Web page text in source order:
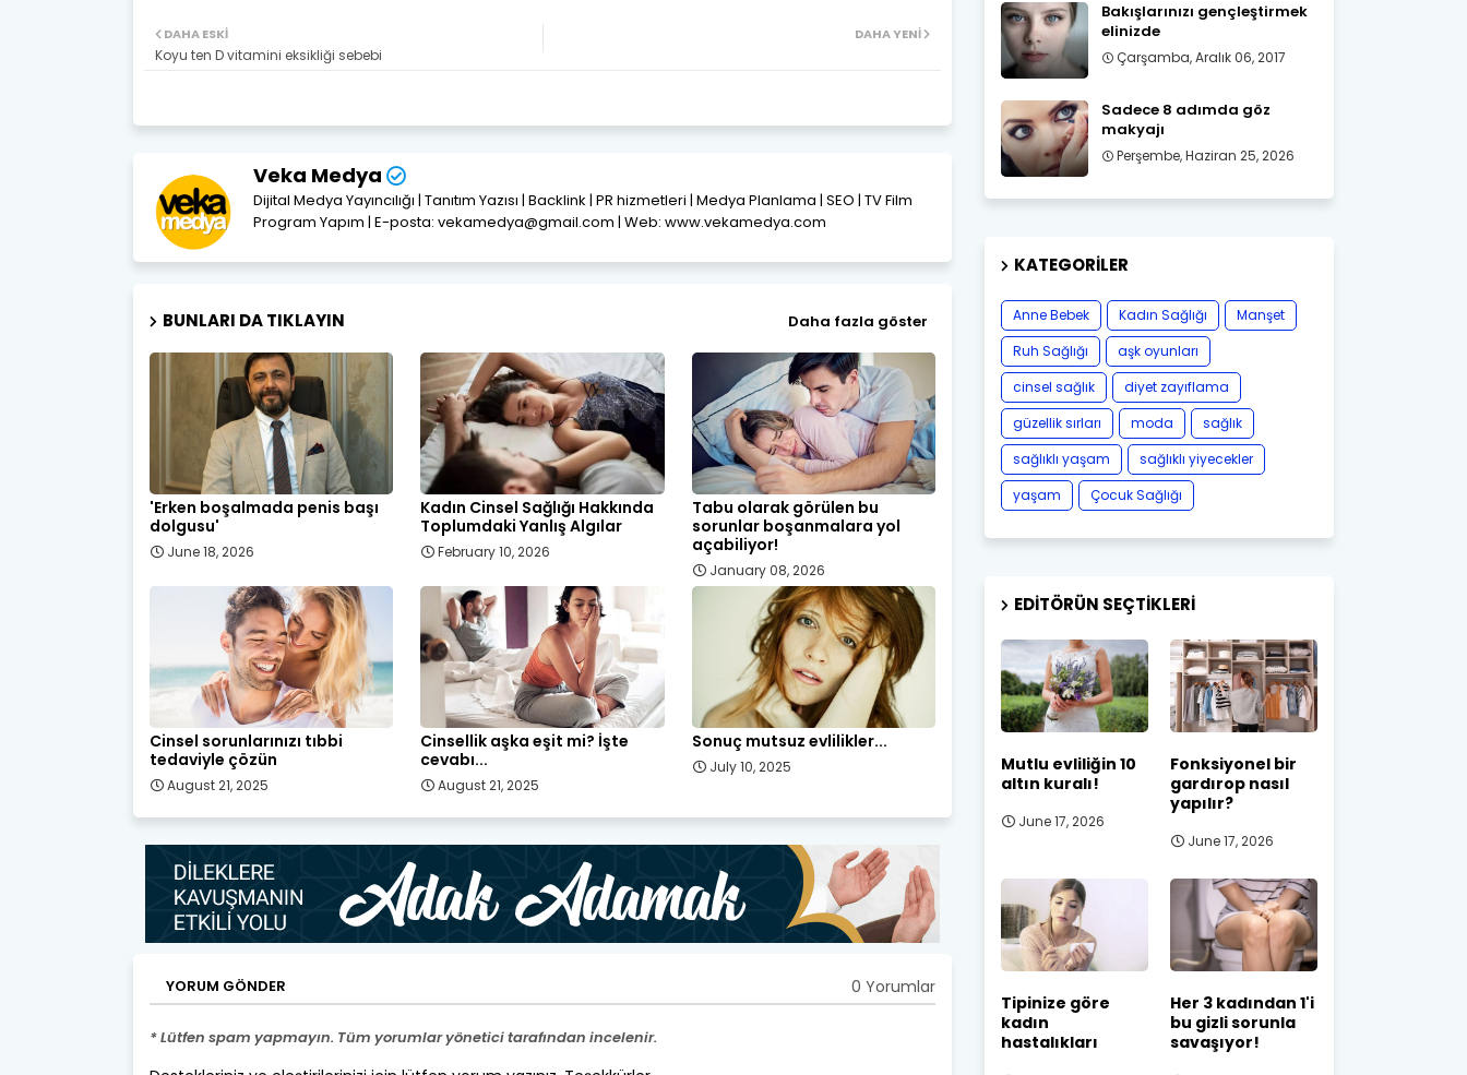
DAHA YENI
DAHA ESKI
Koyu ten D vitamini eksikliği sebebi
Veka Medya
Dijital Medya Yayıncılığı | Tanıtım Yazısı | Backlink | PR hizmetleri | Medya Planlama | SEO | TV Film
Program Yapım | E-posta: vekamedya@gmail.com | Web: www.vekamedya.com
BUNLARI DA TIKLAYIN Daha fazla göster
'Erken boşalmada penis başı
dolgusu'
June 18, 2026
Kadın Cinsel Sağlığı Hakkında
Toplumdaki Yanlış Algılar
February 10, 2026
Tabu olarak görülen bu
sorunlar boşanmalara yol
açabiliyor!
January 08, 2026
Cinsel sorunlarınızı tıbbi
tedaviyle çözün
August 21, 2025
Cinsellik aşka eşit mi? İşte
cevabı...
August 21, 2025
Sonuç mutsuz evlilikler...
July 10, 2025
YORUM GÖNDER 0 Yorumlar
* Lütfen spam yapmayın. Tüm yorumlar yönetici tarafından incelenir.
Bakışlarınızı gençleştirmek
elinizde
Çarşamba, Aralık 06, 2017
Sadece 8 adımda göz
makyajı
Perşembe, Haziran 25, 2026
KATEGORILER
Anne Bebek Kadın Sağlığı
Manşet
Ruh Sağlığı
aşk oyunları
cinsel sağlık
diyet zayıflama
güzellik sırları
moda
sağlık
sağlıklı yaşam
sağlıklı yiyecekler
yaşam
Çocuk Sağlığı
EDITÖRÜN SEÇTIKLERI
Mutlu evliliğin 10
altın kuralı!
June 17, 2026
Fonksiyonel bir
gardırop nasıl
yapılır?
June 17, 2026
Tipinize göre
kadın
hastalıkları
Her 3 kadından 1'i
bu gizli sorunla
savaşıyor!